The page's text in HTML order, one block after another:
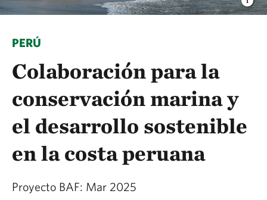
PERÚ
Colaboración para la
conservación marina y
el desarrollo sostenible
en la costa peruana
Proyecto BAF: Mar 2025